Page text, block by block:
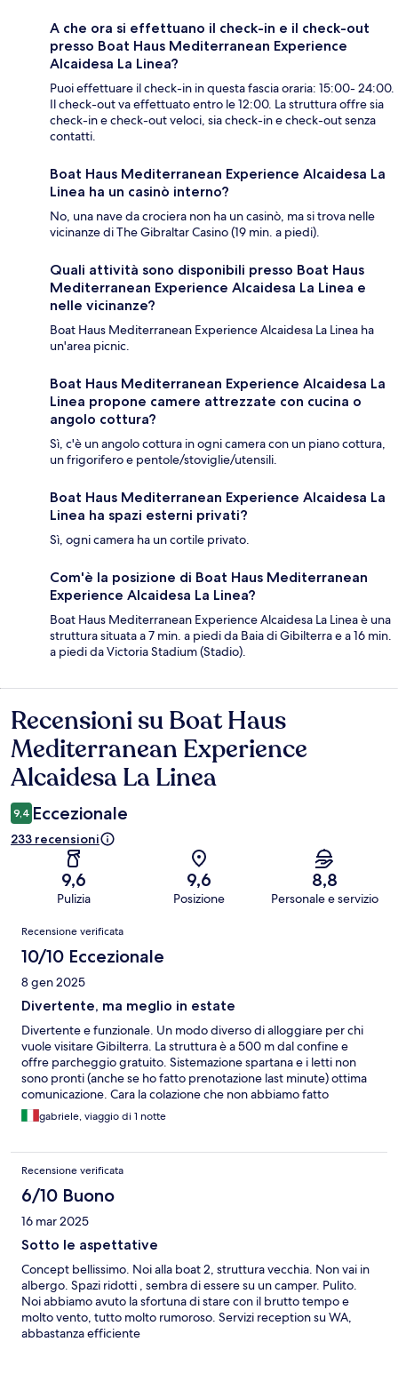
A che ora si effettuano il check-in e il check-out
presso Boat Haus Mediterranean Experience
Alcaidesa La Linea?
Puoi effettuare il check-in in questa fascia oraria: 15:00- 24:00.
Il check-out va effettuato entro le 12:00. La struttura offre sia
check-in e check-out veloci, sia check-in e check-out senza
contatti.
Boat Haus Mediterranean Experience Alcaidesa La
Linea ha un casinò interno?
No, una nave da crociera non ha un casinò, ma si trova nelle
vicinanze di The Gibraltar Casino (19 min. a piedi).
Quali attività sono disponibili presso Boat Haus
Mediterranean Experience Alcaidesa La Linea e
nelle vicinanze?
Boat Haus Mediterranean Experience Alcaidesa La Linea ha
un'area picnic.
Boat Haus Mediterranean Experience Alcaidesa La
Linea propone camere attrezzate con cucina o
angolo cottura?
Sì, c'è un angolo cottura in ogni camera con un piano cottura,
un frigorifero e pentole/stoviglie/utensili.
Boat Haus Mediterranean Experience Alcaidesa La
Linea ha spazi esterni privati?
Sì, ogni camera ha un cortile privato.
Com'è la posizione di Boat Haus Mediterranean
Experience Alcaidesa La Linea?
Boat Haus Mediterranean Experience Alcaidesa La Linea è una
struttura situata a 7 min. a piedi da Baia di Gibilterra e a 16 min.
a piedi da Victoria Stadium (Stadio).
Recensioni
Recensioni su Boat Haus
Mediterranean Experience
Alcaidesa La Linea
9,4 Eccezionale
233 recensioni
9,6
Pulizia
9,6
Posizione
8,8
Personale e servizio
Recensioni
Recensione verificata
10/10 Eccezionale
8 gen 2025
Divertente, ma meglio in estate
Divertente e funzionale. Un modo diverso di alloggiare per chi
vuole visitare Gibilterra. La struttura è a 500 m dal confine e
offre parcheggio gratuito. Sistemazione spartana e i letti non
sono pronti (anche se ho fatto prenotazione last minute) ottima
comunicazione. Cara la colazione che non abbiamo fatto
gabriele, viaggio di 1 notte
Recensione verificata
6/10 Buono
16 mar 2025
Sotto le aspettative
Concept bellissimo. Noi alla boat 2, struttura vecchia. Non vai in
albergo. Spazi ridotti , sembra di essere su un camper. Pulito.
Noi abbiamo avuto la sfortuna di stare con il brutto tempo e
molto vento, tutto molto rumoroso. Servizi reception su WA,
abbastanza efficiente